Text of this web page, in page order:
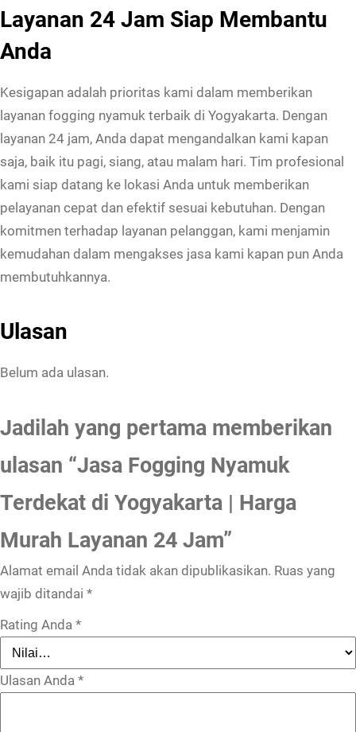
Layanan 24 Jam Siap Membantu
Anda
Kesigapan adalah prioritas kami dalam memberikan
layanan fogging nyamuk terbaik di Yogyakarta. Dengan
layanan 24 jam, Anda dapat mengandalkan kami kapan
saja, baik itu pagi, siang, atau malam hari. Tim profesional
kami siap datang ke lokasi Anda untuk memberikan
pelayanan cepat dan efektif sesuai kebutuhan. Dengan
komitmen terhadap layanan pelanggan, kami menjamin
kemudahan dalam mengakses jasa kami kapan pun Anda
membutuhkannya.
Ulasan
Belum ada ulasan.
Jadilah yang pertama memberikan
ulasan “Jasa Fogging Nyamuk
Terdekat di Yogyakarta | Harga
Murah Layanan 24 Jam”
Alamat email Anda tidak akan dipublikasikan. Ruas yang
wajib ditandai *
Rating Anda *
Ulasan Anda *